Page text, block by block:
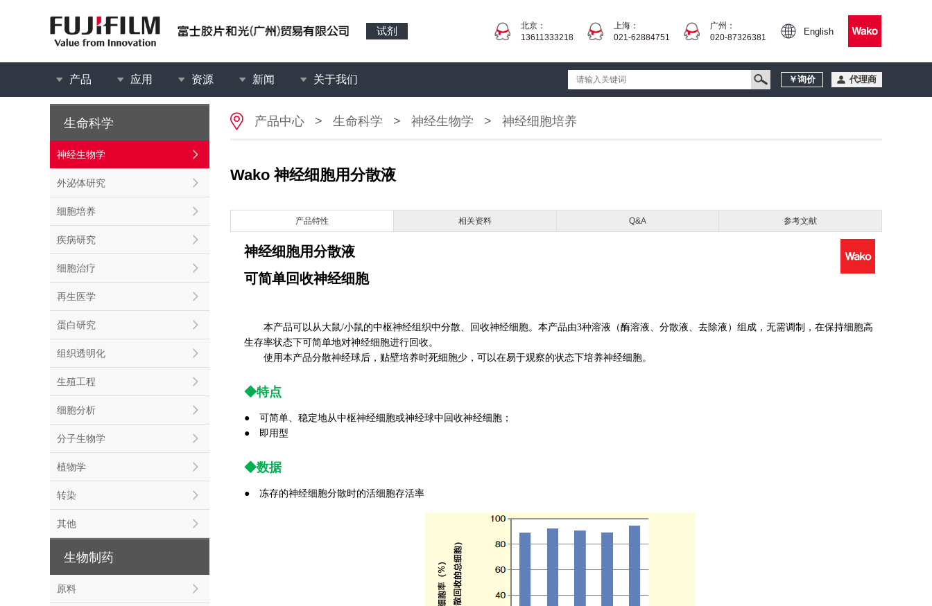
试剂
北京：
13611333218
上海：
021-62884751
广州：
020-87326381
English
产品 应用 资源 新闻 关于我们 ￥询价 代理商
生命科学
神经生物学
外泌体研究
细胞培养
疾病研究
细胞治疗
再生医学
蛋白研究
组织透明化
生殖工程
细胞分析
分子生物学
植物学
转染
其他
生物制药
原料
产品中心 > 生命科学 > 神经生物学 > 神经细胞培养
Wako 神经细胞用分散液
产品特性 相关资料 Q&A 参考文献
神经细胞用分散液
可简单回收神经细胞
本产品可以从大鼠/小鼠的中枢神经组织中分散、回收神经细胞。本产品由3种溶液（酶溶液、分散液、去除液）组成，无需调制，在保持细胞高
生存率状态下可简单地对神经细胞进行回收。
使用本产品分散神经球后，贴壁培养时死细胞少，可以在易于观察的状态下培养神经细胞。
◆特点
● 可简单、稳定地从中枢神经细胞或神经球中回收神经细胞；
● 即用型
◆数据
● 冻存的神经细胞分散时的活细胞存活率